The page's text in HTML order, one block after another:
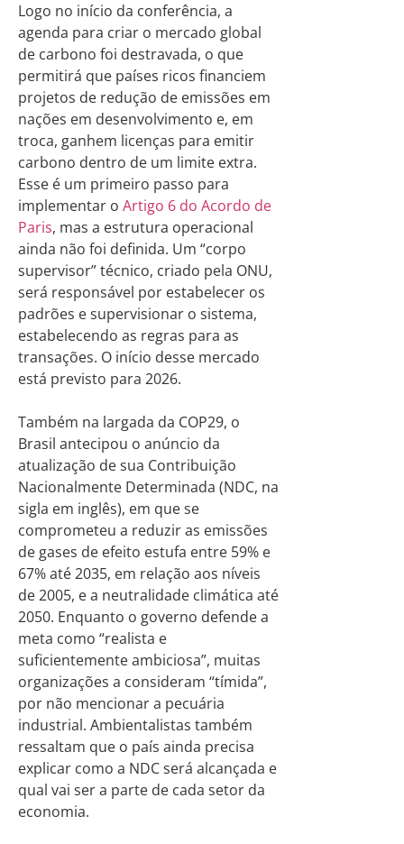
Logo no início da conferência, a
agenda para criar o mercado global
de carbono foi destravada, o que
permitirá que países ricos financiem
projetos de redução de emissões em
nações em desenvolvimento e, em
troca, ganhem licenças para emitir
carbono dentro de um limite extra.
Esse é um primeiro passo para
implementar o Artigo 6 do Acordo de
Paris, mas a estrutura operacional
ainda não foi definida. Um “corpo
supervisor” técnico, criado pela ONU,
será responsável por estabelecer os
padrões e supervisionar o sistema,
estabelecendo as regras para as
transações. O início desse mercado
está previsto para 2026.
Também na largada da COP29, o
Brasil antecipou o anúncio da
atualização de sua Contribuição
Nacionalmente Determinada (NDC, na
sigla em inglês), em que se
comprometeu a reduzir as emissões
de gases de efeito estufa entre 59% e
67% até 2035, em relação aos níveis
de 2005, e a neutralidade climática até
2050. Enquanto o governo defende a
meta como “realista e
suficientemente ambiciosa”, muitas
organizações a consideram “tímida”,
por não mencionar a pecuária
industrial. Ambientalistas também
ressaltam que o país ainda precisa
explicar como a NDC será alcançada e
qual vai ser a parte de cada setor da
economia.